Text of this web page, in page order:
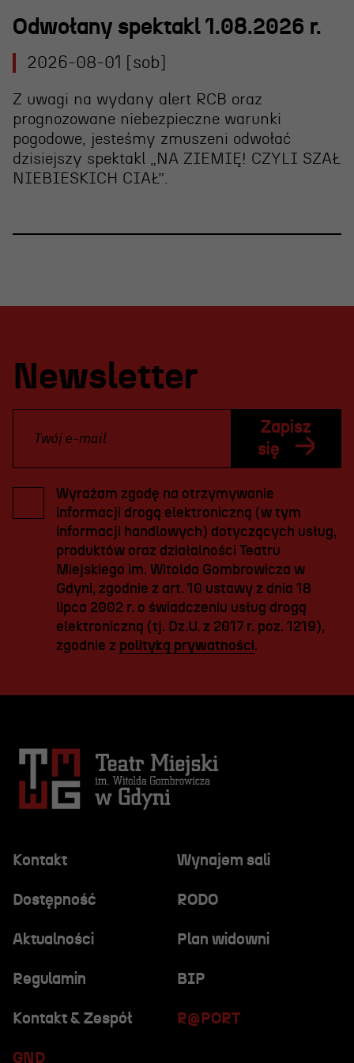
Odwołany spektakl 1.08.2026 r.
2026-08-01 [sob]
Z uwagi na wydany alert RCB oraz
prognozowane niebezpieczne warunki
pogodowe, jesteśmy zmuszeni odwołać
dzisiejszy spektakl „NA ZIEMIĘ! CZYLI SZAŁ
NIEBIESKICH CIAŁ”.
Newsletter
Zapisz
się
Wyrażam zgodę na otrzymywanie
informacji drogą elektroniczną (w tym
informacji handlowych) dotyczących usług,
produktów oraz działalności Teatru
Miejskiego im. Witolda Gombrowicza w
Gdyni, zgodnie z art. 10 ustawy z dnia 18
lipca 2002 r. o świadczeniu usług drogą
elektroniczną (tj. Dz.U. z 2017 r. poz. 1219),
zgodnie z polityką prywatności.
Kontakt Wynajem sali
Dostępność RODO
R@PORT
Aktualności Plan widowni
Regulamin BIP
GND
Kontakt & Zespół